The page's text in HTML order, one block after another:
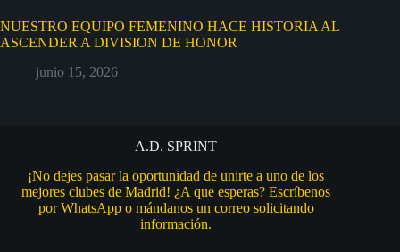
NUESTRO EQUIPO FEMENINO HACE HISTORIA AL
ASCENDER A DIVISION DE HONOR
junio 15, 2026
A.D. SPRINT
¡No dejes pasar la oportunidad de unirte a uno de los
mejores clubes de Madrid! ¿A que esperas? Escríbenos
por WhatsApp o mándanos un correo solicitando
información.